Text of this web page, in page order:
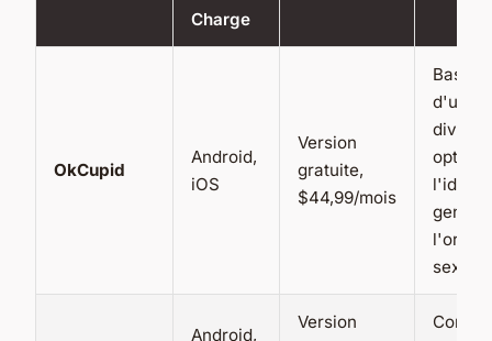
Charge
OkCupid
Android,
iOS
Version
gratuite,
$44,99/mois
Base
genre
Android,
Version